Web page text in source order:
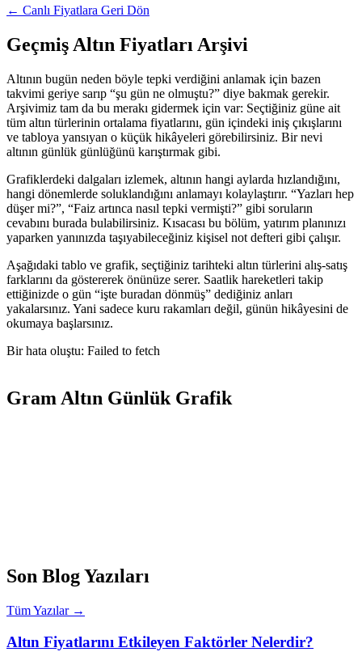
← Canlı Fiyatlara Geri Dön
Geçmiş Altın Fiyatları Arşivi
Altının bugün neden böyle tepki verdiğini anlamak için bazen
takvimi geriye sarıp “şu gün ne olmuştu?” diye bakmak gerekir.
Arşivimiz tam da bu merakı gidermek için var: Seçtiğiniz güne ait
tüm altın türlerinin ortalama fiyatlarını, gün içindeki iniş çıkışlarını
ve tabloya yansıyan o küçük hikâyeleri görebilirsiniz. Bir nevi
altının günlük günlüğünü karıştırmak gibi.
Grafiklerdeki dalgaları izlemek, altının hangi aylarda hızlandığını,
hangi dönemlerde soluklandığını anlamayı kolaylaştırır. “Yazları hep
düşer mi?”, “Faiz artınca nasıl tepki vermişti?” gibi soruların
cevabını burada bulabilirsiniz. Kısacası bu bölüm, yatırım planınızı
yaparken yanınızda taşıyabileceğiniz kişisel not defteri gibi çalışır.
Aşağıdaki tablo ve grafik, seçtiğiniz tarihteki altın türlerini alış-satış
farklarını da göstererek önünüze serer. Saatlik hareketleri takip
ettiğinizde o gün “işte buradan dönmüş” dediğiniz anları
yakalarsınız. Yani sadece kuru rakamları değil, günün hikâyesini de
okumaya başlarsınız.
Bir hata oluştu: Failed to fetch
Gram Altın Günlük Grafik
Son Blog Yazıları
Tüm Yazılar →
Altın Fiyatlarını Etkileyen Faktörler Nelerdir?